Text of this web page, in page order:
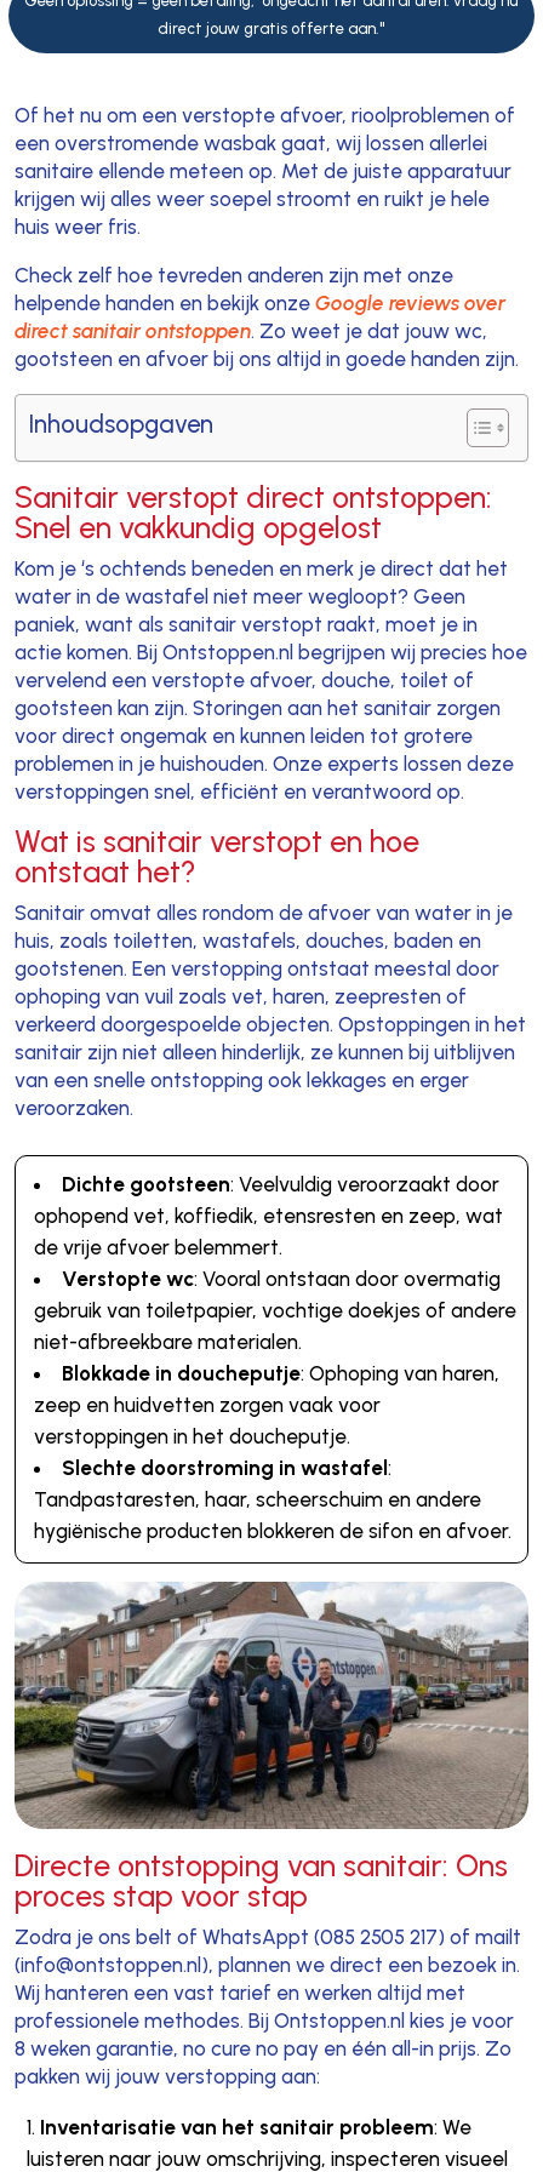
direct jouw gratis offerte aan."
Of het nu om een verstopte afvoer, rioolproblemen of
een overstromende wasbak gaat, wij lossen allerlei
sanitaire ellende meteen op. Met de juiste apparatuur
krijgen wij alles weer soepel stroomt en ruikt je hele
huis weer fris.
Check zelf hoe tevreden anderen zijn met onze
helpende handen en bekijk onze Google reviews over
direct sanitair ontstoppen. Zo weet je dat jouw wc,
gootsteen en afvoer bij ons altijd in goede handen zijn.
Inhoudsopgaven
Sanitair verstopt direct ontstoppen:
Snel en vakkundig opgelost
Kom je ‘s ochtends beneden en merk je direct dat het
water in de wastafel niet meer wegloopt? Geen
paniek, want als sanitair verstopt raakt, moet je in
actie komen. Bij Ontstoppen.nl begrijpen wij precies hoe
vervelend een verstopte afvoer, douche, toilet of
gootsteen kan zijn. Storingen aan het sanitair zorgen
voor direct ongemak en kunnen leiden tot grotere
problemen in je huishouden. Onze experts lossen deze
verstoppingen snel, efficiënt en verantwoord op.
Wat is sanitair verstopt en hoe
ontstaat het?
Sanitair omvat alles rondom de afvoer van water in je
huis, zoals toiletten, wastafels, douches, baden en
gootstenen. Een verstopping ontstaat meestal door
ophoping van vuil zoals vet, haren, zeepresten of
verkeerd doorgespoelde objecten. Opstoppingen in het
sanitair zijn niet alleen hinderlijk, ze kunnen bij uitblijven
van een snelle ontstopping ook lekkages en erger
veroorzaken.
Dichte gootsteen: Veelvuldig veroorzaakt door
ophopend vet, koffiedik, etensresten en zeep, wat
de vrije afvoer belemmert.
Verstopte wc: Vooral ontstaan door overmatig
gebruik van toiletpapier, vochtige doekjes of andere
niet-afbreekbare materialen.
Blokkade in doucheputje: Ophoping van haren,
zeep en huidvetten zorgen vaak voor
verstoppingen in het doucheputje.
Slechte doorstroming in wastafel :
Tandpastaresten, haar, scheerschuim en andere
hygiënische producten blokkeren de sifon en afvoer.
Directe ontstopping van sanitair: Ons
proces stap voor stap
Zodra je ons belt of WhatsAppt (085 2505 217) of mailt
(info@ontstoppen.nl), plannen we direct een bezoek in.
Wij hanteren een vast tarief en werken altijd met
professionele methodes. Bij Ontstoppen.nl kies je voor
8 weken garantie, no cure no pay en één all-in prijs. Zo
pakken wij jouw verstopping aan:
Inventarisatie van het sanitair probleem: We
luisteren naar jouw omschrijving, inspecteren visueel